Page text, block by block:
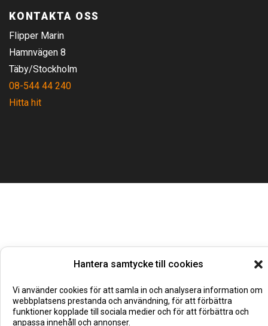
Hantera samtycke till cookies
Vi använder cookies för att samla in och analysera information om
webbplatsens prestanda och användning, för att förbättra
funktioner kopplade till sociala medier och för att förbättra och
anpassa innehåll och annonser.
KONTAKTA OSS
Flipper Marin
Hamnvägen 8
Täby/Stockholm
08-544 44 240
Hitta hit